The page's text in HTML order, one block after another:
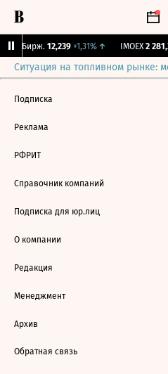
CNY Бирж. 12,239 +1,31%↑ IMOEX 2
Ситуация на топливном рынке:
Подписка
Реклама
РФРИТ
Справочник компаний
Подписка для юр.лиц
О компании
Редакция
Менеджмент
Архив
Обратная связь